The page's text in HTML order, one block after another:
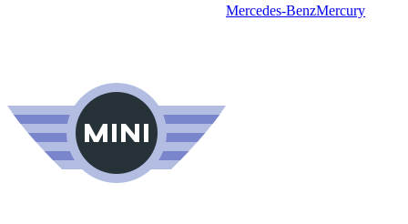
Mercedes-BenzMercury